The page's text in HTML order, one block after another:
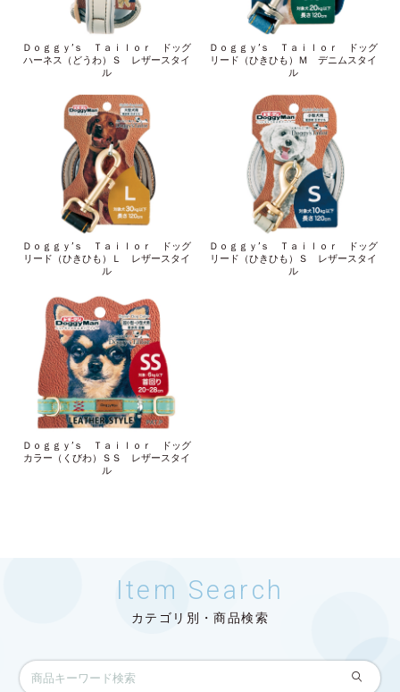
Ｄｏｇｇｙ’ｓ Ｔａｉｌｏｒ ドッグ
ハーネス（どうわ）Ｓ レザースタイ
ル
Ｄｏｇｇｙ’ｓ Ｔａｉｌｏｒ ドッグ
リード（ひきひも）Ｍ デニムスタイ
ル
Ｄｏｇｇｙ’ｓ Ｔａｉｌｏｒ ドッグ
リード（ひきひも）Ｌ レザースタイ
ル
Ｄｏｇｇｙ’ｓ Ｔａｉｌｏｒ ドッグ
リード（ひきひも）Ｓ レザースタイ
ル
Ｄｏｇｇｙ’ｓ Ｔａｉｌｏｒ ドッグ
カラー（くびわ）ＳＳ レザースタイ
ル
Item Search
カテゴリ別・商品検索